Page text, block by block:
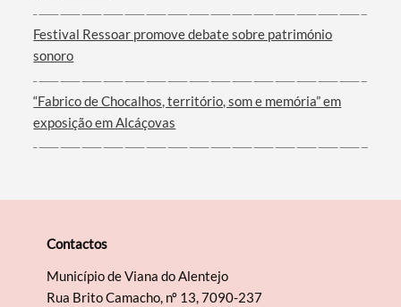
Festival Ressoar promove debate sobre património
sonoro
“Fabrico de Chocalhos, território, som e memória” em
exposição em Alcáçovas
Contactos
Município de Viana do Alentejo
Rua Brito Camacho, nº 13, 7090-237